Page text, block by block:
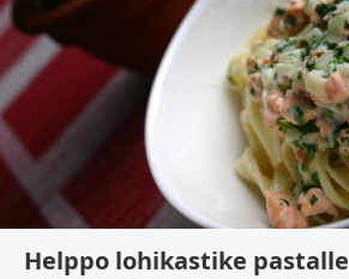
Helppo lohikastike pastalle